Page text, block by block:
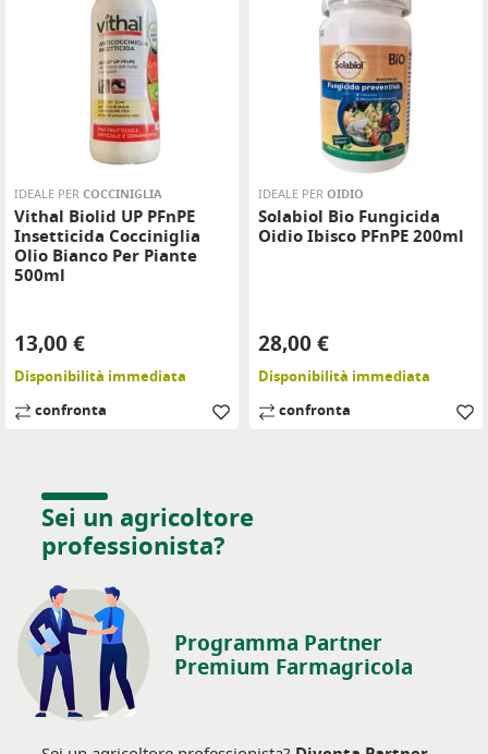
IDEALE PERCOCCINIGLIA
Vithal Biolid UP PFnPE
Insetticida Cocciniglia
Olio Bianco Per Piante
500ml
Prezzo
13,00 €
Disponibilità immediata
confronta
IDEALE PEROIDIO
Solabiol Bio Fungicida
Oidio Ibisco PFnPE 200ml
Prezzo
28,00 €
Disponibilità immediata
confronta
Sei un agricoltore
professionista?
Programma Partner
Premium Farmagricola